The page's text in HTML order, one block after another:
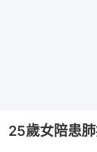
25歲女陪患